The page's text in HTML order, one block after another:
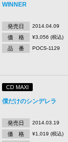
WINNER
発売日 2014.04.09
価 格 ¥3,056 (税込)
品 番 POCS-1129
CD MAXI
僕だけのシンデレラ
発売日 2014.03.19
価 格 ¥1,019 (税込)